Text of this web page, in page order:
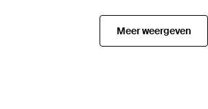
Meer weergeven